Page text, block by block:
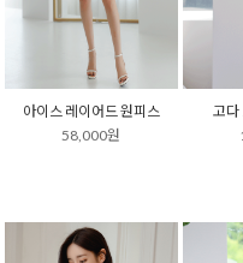
아이스 레이어드 원피스
58,000원
고다